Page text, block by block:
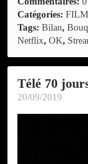
Catégories:
Tags: Bilan,
Netflix, OK,
Télé 70
20/09/2019